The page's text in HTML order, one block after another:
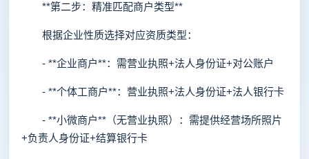
**第二步：精准匹配商户类型**
根据企业性质选择对应资质类型：
- **企业商户**：需营业执照+法人身份证+对公账户
- **个体工商户**：营业执照+法人身份证+法人银行卡
- **小微商户**（无营业执照）：需提供经营场所照片
+负责人身份证+结算银行卡